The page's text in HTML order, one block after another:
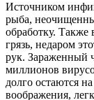
Источником
рыба,
обработку. Также
грязь, недаром
рук. Зараженный
миллионов
долго остаются
воображения,